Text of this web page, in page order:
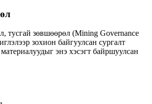
тусгай зөвшөөрөл (Mining Governance
зохион байгуулсан сургалт
энэ хэсэгт байршуулсан